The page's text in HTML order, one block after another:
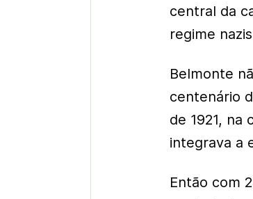
central da
regime
Belmonte
centenário
de 1921, na
integrava a
Então com